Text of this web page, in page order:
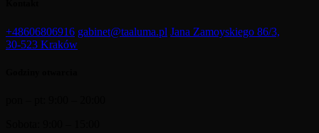
+48606806916 gabinet@taaluma.pl Jana Zamoyskiego 86/3,
30-523 Kraków